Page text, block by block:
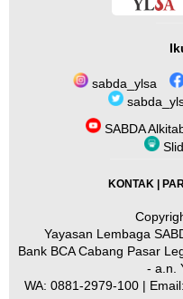
sabda_ylsa
SABDA
KONTAK|
Yayasan Lembaga
Bank BCA Cabang Pasar
- a.n.
WA: 0881-2979-100| Email: